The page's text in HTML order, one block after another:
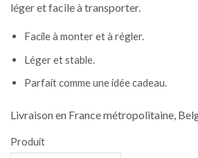
léger et facile à transporter.
Facile à monter et à régler.
Léger et stable.
Parfait comme une idée cadeau.
Livraison en France métropolitaine,
Produit